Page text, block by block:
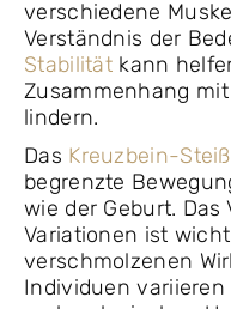
verschiedene
Verständnis der
Stabilität kann
Zusammenhang
lindern.
Das Kreuzbein-
begrenzte
wie der Geburt.
Variationen ist
verschmolzenen
Individuen variieren